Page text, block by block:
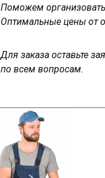
Поможем
Оптимальные цены от
Для заказа оставьте
по всем вопросам.